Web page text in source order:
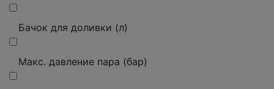
Бачок для доливки (л)
Макс. давление пара (бар)